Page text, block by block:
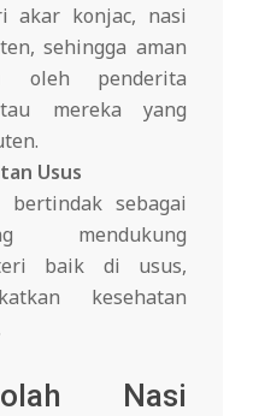
akar konjac, nasi
sehingga aman
oleh penderita
mereka yang
Usus
bertindak sebagai
mendukung
baik di usus,
kesehatan
Nasi